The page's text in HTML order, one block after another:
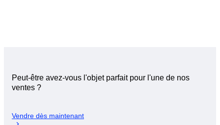
Peut-être avez-vous l'objet parfait pour l'une de nos
ventes ?
Vendre dès maintenant